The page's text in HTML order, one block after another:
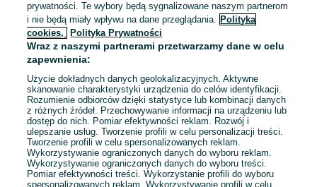
Instalacja i konfiguracja
Naprawa modułów sterujących
+5 więcej
Zabrze
Odświeżono dzisiaj o 07:44
1 2 3 ... 20
prywatności. Te wybory będą sygnalizowane naszym partnerom
i nie będą miały wpływu na dane przeglądania. Polityka
cookies,
Polityka Prywatności
Wraz z naszymi partnerami przetwarzamy dane w celu
zapewnienia:
Użycie dokładnych danych geolokalizacyjnych. Aktywne
skanowanie charakterystyki urządzenia do celów identyfikacji.
Rozumienie odbiorców dzięki statystyce lub kombinacji danych
z różnych źródeł. Przechowywanie informacji na urządzeniu lub
dostęp do nich. Pomiar efektywności reklam. Rozwój i
ulepszanie usług. Tworzenie profili w celu personalizacji treści.
Tworzenie profili w celu spersonalizowanych reklam.
Wykorzystywanie ograniczonych danych do wyboru reklam.
Wykorzystywanie ograniczonych danych do wyboru treści.
Pomiar efektywności treści. Wykorzystanie profili do wyboru
spersonalizowanych reklam. Wykorzystywanie profili w celu